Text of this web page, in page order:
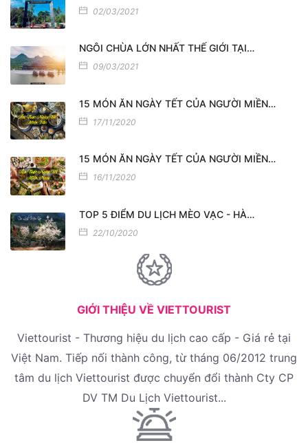
02/03/2021
NGÔI CHÙA LỚN NHẤT THẾ GIỚI TẠI…
09/03/2021
15 MÓN ĂN NGÀY TẾT CỦA NGƯỜI MIỀN…
17/11/2020
15 MÓN ĂN NGÀY TẾT CỦA NGƯỜI MIỀN…
16/11/2020
TOP 5 ĐIỂM DU LỊCH MÈO VẠC - HÀ…
22/10/2020
GIỚI THIỆU VỀ VIETTOURIST
Viettourist - Thương hiệu du lịch cao cấp - Giá rẻ tại
Việt Nam. Tiếp nối thành công, từ tháng 06/2012 trung
tâm du lịch Viettourist được chuyển đổi thành Cty CP
DV TM Du Lịch Viettourist...